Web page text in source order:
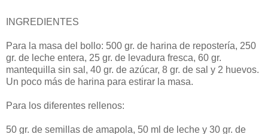
INGREDIENTES
Para la masa del bollo: 500 gr. de harina de repostería, 250
gr. de leche entera, 25 gr. de levadura fresca, 60 gr.
mantequilla sin sal, 40 gr. de azúcar, 8 gr. de sal y 2 huevos.
Un poco más de harina para estirar la masa.
Para los diferentes rellenos:
50 gr. de semillas de amapola, 50 ml de leche y 30 gr. de